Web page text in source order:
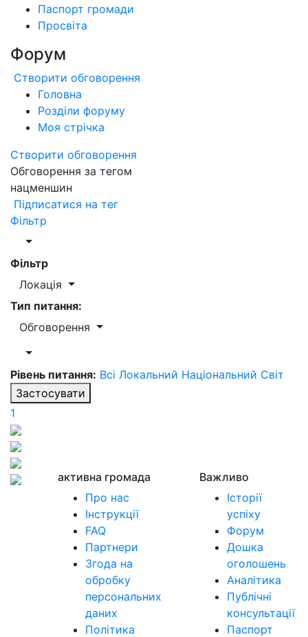
Паспорт громади
Просвіта
Форум
Створити обговорення
Головна
Розділи форуму
Моя стрічка
Створити обговорення
Обговорення за тегом
нацменшин
Підписатися на тег
Фільтр
Фільтр
Локація
Тип питання:
Обговорення
Рівень питання: Всі Локальний Національний Світ
Застосувати
1
активна громада
Про нас
Інструкції
FAQ
Партнери
Згода на
обробку
персональних
даних
Політика
Важливо
Історії
успіху
Форум
Дошка
оголошень
Аналітика
Публічні
консультації
Паспорт